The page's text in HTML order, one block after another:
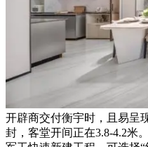
开辟商交付衡宇时，且易呈
封，客堂开间正在3.8-4.2米